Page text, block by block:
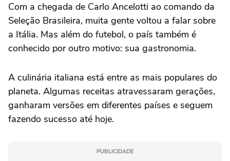
Com a chegada de Carlo Ancelotti ao comando da
Seleção Brasileira, muita gente voltou a falar sobre
a Itália. Mas além do futebol, o país também é
conhecido por outro motivo: sua gastronomia.
A culinária italiana está entre as mais populares do
planeta. Algumas receitas atravessaram gerações,
ganharam versões em diferentes países e seguem
fazendo sucesso até hoje.
PUBLICIDADE